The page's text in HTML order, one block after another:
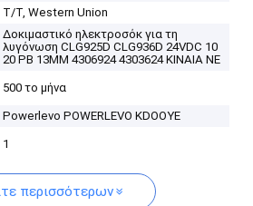
T/T, Western Union
Δοκιμαστικό ηλεκτροσόκ για τη
λυγόνωση CLG925D CLG936D 24VDC 10
20 PB 13MM 4306924 4303624 ΚΙΝΑΙΑ ΝΕ
500 το μήνα
Powerlevo POWERLEVO KDOOYE
1
περισσότερων